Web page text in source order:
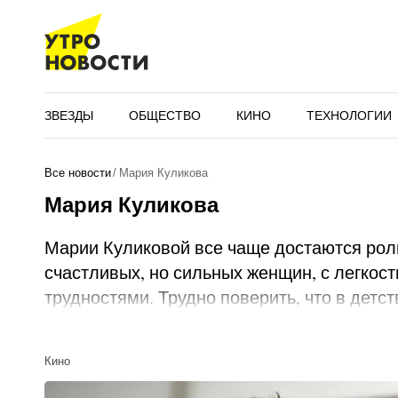
ЗВЕЗДЫ ОБЩЕСТВО КИНО ТЕХНОЛОГИИ
Все новости Мария Куликова
Мария Куликова
Марии Куликовой все чаще достаются
счастливых, но сильных женщин, с
трудностями. Трудно поверить, что в
Кино